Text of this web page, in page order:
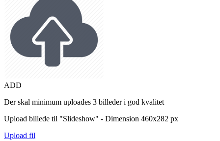
ADD
Der skal minimum uploades 3 billeder i god kvalitet
Upload billede til "Slideshow" - Dimension 460x282 px
Upload fil